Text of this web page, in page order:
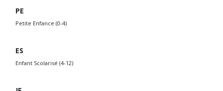
PE
Petite Enfance (0-4)
ES
Enfant Scolarisé (4-12)